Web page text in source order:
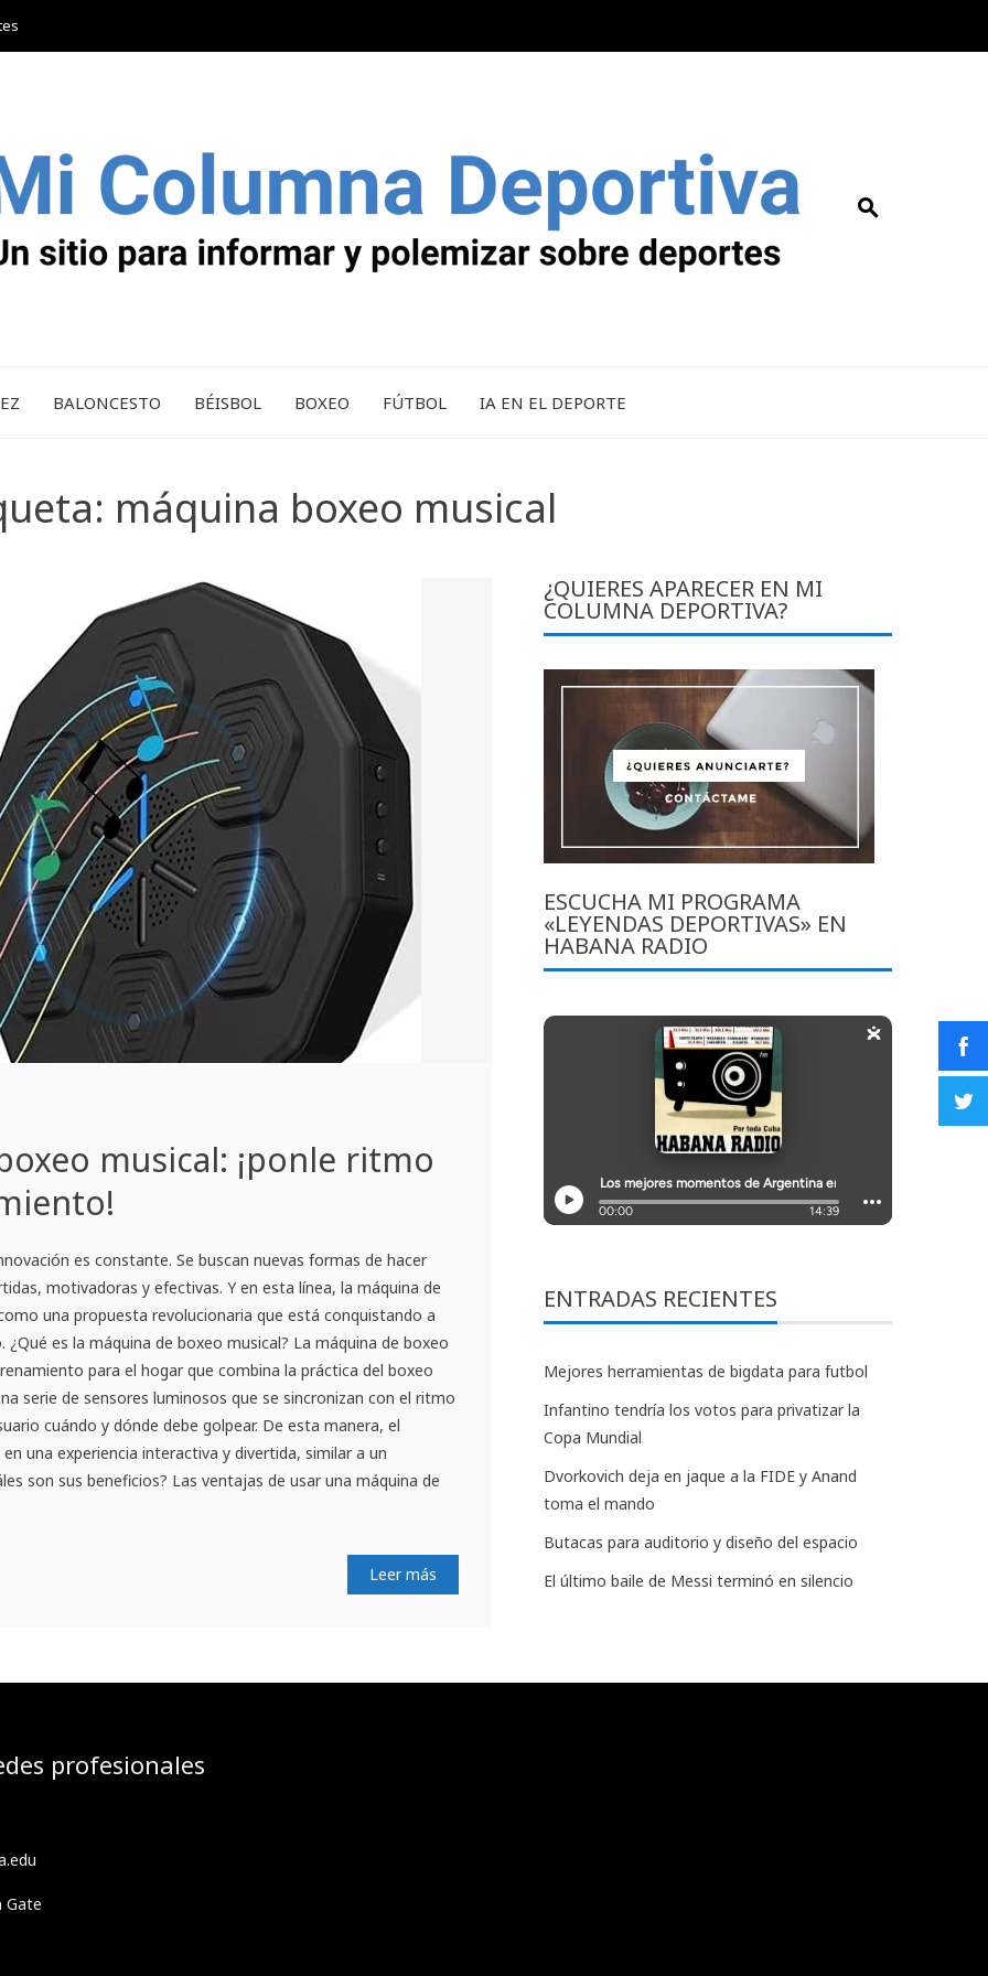
BALONCESTO BÉISBOL BOXEO FÚTBOL IA EN EL DEPORTE
máquina boxeo musical
musical: ¡ponle ritmo
es constante. Se buscan nuevas formas de hacer
motivadoras y efectivas. Y en esta línea, la máquina de
una propuesta revolucionaria que está conquistando a
es la máquina de boxeo musical? La máquina de boxeo
para el hogar que combina la práctica del boxeo
serie de sensores luminosos que se sincronizan con el ritmo
cuándo y dónde debe golpear. De esta manera, el
una experiencia interactiva y divertida, similar a un
son sus beneficios? Las ventajas de usar una máquina de
Leer más
¿QUIERES APARECER EN MI
COLUMNA DEPORTIVA?
ESCUCHA MI PROGRAMA
«LEYENDAS DEPORTIVAS» EN
HABANA RADIO
ENTRADAS RECIENTES
Mejores herramientas de bigdata para futbol
Infantino tendría los votos para privatizar la
Copa Mundial
Dvorkovich deja en jaque a la FIDE y Anand
toma el mando
Butacas para auditorio y diseño del espacio
El último baile de Messi terminó en silencio
profesionales
Gate